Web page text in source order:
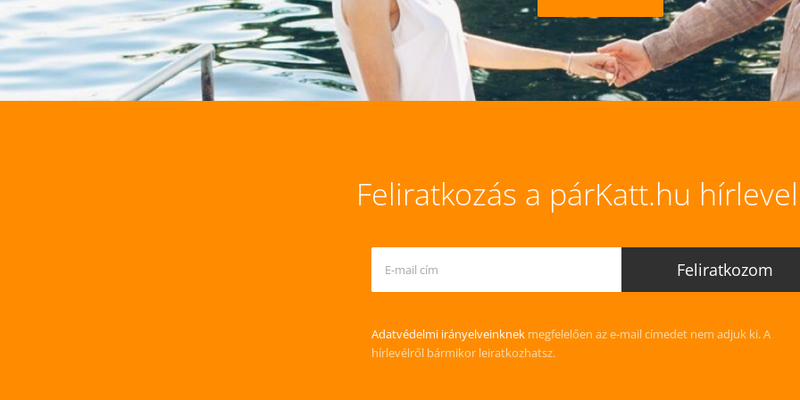
Feliratkozás a párKatt.hu
Adatvédelmi irányelveinknekmegfelelően az e-mail címedet nem adjuk ki. A
hírlevélről bármikor leiratkozhatsz.